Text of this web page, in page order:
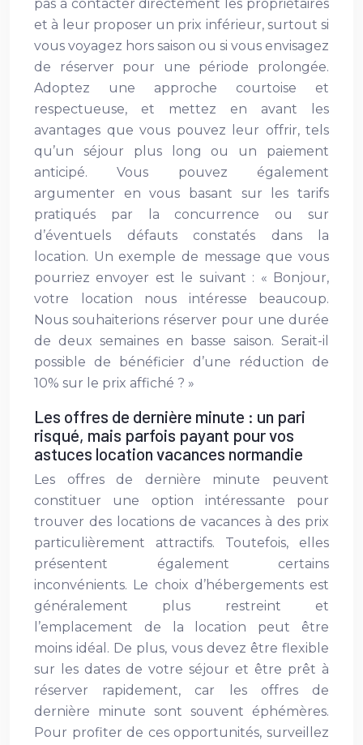
pas à contacter directement les propriétaires
et à leur proposer un prix inférieur, surtout si
vous voyagez hors saison ou si vous envisagez
de réserver pour une période prolongée.
Adoptez une approche courtoise et
respectueuse, et mettez en avant les
avantages que vous pouvez leur offrir, tels
qu’un séjour plus long ou un paiement
anticipé. Vous pouvez également
argumenter en vous basant sur les tarifs
pratiqués par la concurrence ou sur
d’éventuels défauts constatés dans la
location. Un exemple de message que vous
pourriez envoyer est le suivant : « Bonjour,
votre location nous intéresse beaucoup.
Nous souhaiterions réserver pour une durée
de deux semaines en basse saison. Serait-il
possible de bénéficier d’une réduction de
10% sur le prix affiché ? »
Les offres de dernière minute : un pari
risqué, mais parfois payant pour vos
astuces location vacances normandie
Les offres de dernière minute peuvent
constituer une option intéressante pour
trouver des locations de vacances à des prix
particulièrement attractifs. Toutefois, elles
présentent également certains
inconvénients. Le choix d’hébergements est
généralement plus restreint et
l’emplacement de la location peut être
moins idéal. De plus, vous devez être flexible
sur les dates de votre séjour et être prêt à
réserver rapidement, car les offres de
dernière minute sont souvent éphémères.
Pour profiter de ces opportunités, surveillez